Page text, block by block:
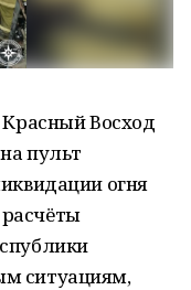
Красный Восход
пульт
огня
ситуациям,